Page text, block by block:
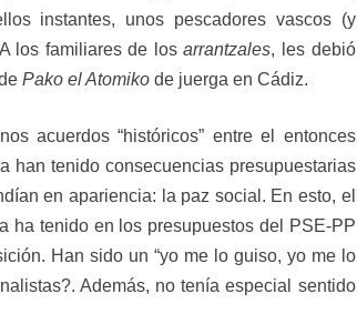
instantes, unos pescadores vascos (y
los familiares de losarrantzales, les debió
Pako el Atomiko de juerga en Cádiz.
acuerdos “históricos” entre el entonces
han tenido consecuencias presupuestarias
en apariencia: la paz social. En esto, el
ha tenido en los presupuestos del PSE-PP
Han sido un “yo me lo guiso, yo me lo
Además, no tenía especial sentido